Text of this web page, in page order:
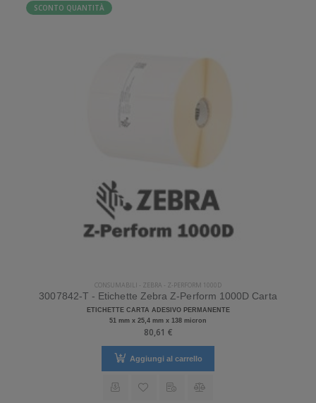
SCONTO QUANTITÀ
CONSUMABILI - ZEBRA - Z-PERFORM 1000D
3007842-T - Etichette Zebra Z-Perform 1000D Carta
ETICHETTE CARTA ADESIVO PERMANENTE
51 mm x 25,4 mm x 138 micron
80,61 €
Aggiungi al carrello